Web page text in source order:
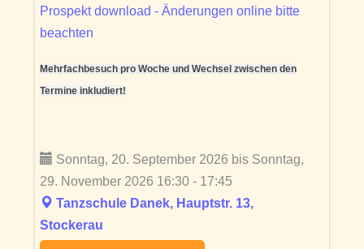
Prospekt download - Änderungen online bitte
beachten
Mehrfachbesuch pro Woche und Wechsel zwischen den
Termine inkludiert!
Sonntag, 20. September 2026 bis Sonntag,
29. November 2026 16:30 - 17:45
Tanzschule Danek, Hauptstr. 13,
Stockerau